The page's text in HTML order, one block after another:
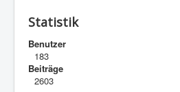
Statistik
Benutzer
183
Beiträge
2603